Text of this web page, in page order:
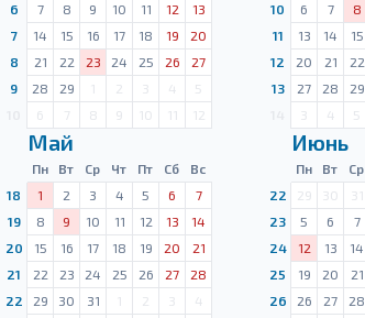
6
7 8 9 10 11 12
13
7
14 15 16 17 18 19
20
8
21 22 23 24 25 26
27
9
28 29 1 2 3 4
5
6 7 8 9 10 11 12
10
6 7 8
11
13 14 15
12
20 21 22
13
27 28 29
3 4 5
Май
Пн Вт Ср Чт Пт Сб
Вс
18
1 2 3 4 5 6
7
19
8 9 10 11 12 13
14
20
15 16 17 18 19 20
21
21
22 23 24 25 26 27
28
22
29 30 31 1 2 3
4
Июнь
Пн Вт Ср
22
29 30 31
23
5 6 7
24
12 13 14
25
19 20 21
26
26 27 28